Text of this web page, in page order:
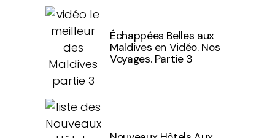
Échappées Belles aux
Maldives en Vidéo. Nos
Voyages. Partie 3